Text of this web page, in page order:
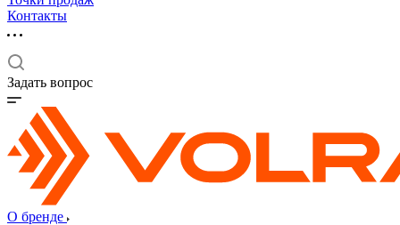
Контакты
Задать вопрос
О бренде